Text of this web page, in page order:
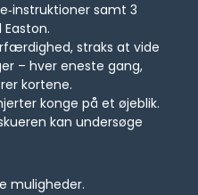
samt 3
Easton.
straks at vide
– hver eneste gang,
kortene.
konge på et øjeblik.
kan undersøge
muligheder.